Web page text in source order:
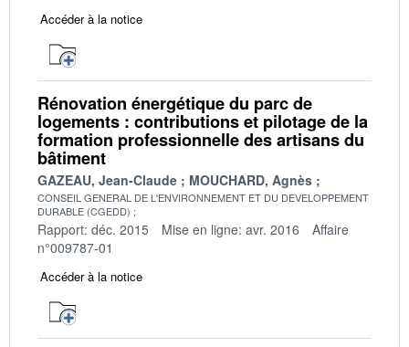
Accéder à la notice
Rénovation énergétique du parc de
logements : contributions et pilotage de la
formation professionnelle des artisans du
bâtiment
GAZEAU, Jean-Claude MOUCHARD, Agnès
CONSEIL GENERAL DE L'ENVIRONNEMENT ET DU DEVELOPPEMENT
DURABLE (CGEDD)
Rapport: déc. 2015 Mise en ligne: avr. 2016
Affaire
n°009787-01
Accéder à la notice